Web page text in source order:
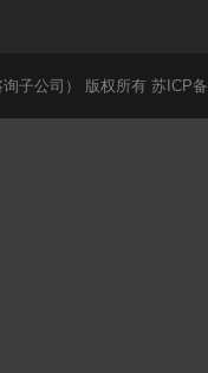
子公司） 版权所有 苏ICP